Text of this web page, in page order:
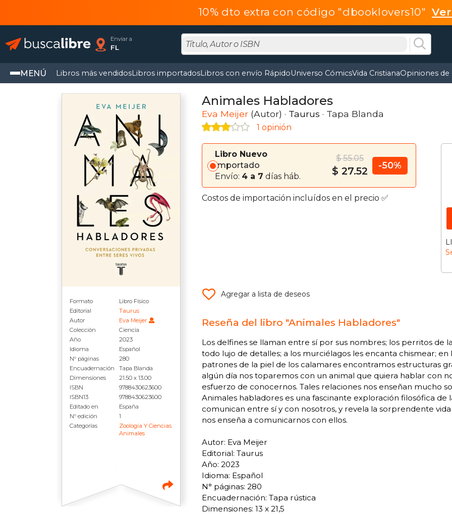
10% dto extra con código "dbooklovers10"
Enviar a
FL
MENÚ Libros más vendidosLibros importadosLibros con envío RápidoUniverso CómicsVida CristianaOpiniones de
Formato
Libro Físico
Editorial
Taurus
Autor
Eva Meijer
Colección
Ciencia
Año
2023
Idioma
Español
N° páginas
280
Encuadernación
Tapa Blanda
Dimensiones
21.50 x 13.00
ISBN
9788430623600
ISBN13
9788430623600
Editado en
España
N° edición
1
Categorías
Zoología Y Ciencias
Animales
Animales Habladores
Eva Meijer (Autor) · Taurus · Tapa Blanda
1 opinión
Libro Nuevo
Importado
Envío: 4 a 7 días háb.
$ 55.05
$ 27.52 -50%
Costos de importación incluídos en el precio ✅
Agregar a lista de deseos
Reseña del libro "Animales Habladores"
Los delfines se llaman entre sí por sus nombres; los perritos de
todo lujo de detalles; a los murciélagos les encanta chismear; en
patrones de la piel de los calamares encontramos estructuras
algún día nos toparemos con un animal que quiera hablar con
esfuerzo de conocernos. Tales relaciones nos enseñan mucho
Animales habladores es una fascinante exploración filosófica de
comunican entre sí y con nosotros, y revela la sorprendente
nos enseña a comunicarnos con ellos.
Autor: Eva Meijer
Editorial: Taurus
Año: 2023
Idioma: Español
N° páginas: 280
Encuadernación: Tapa rústica
Dimensiones: 13 x 21,5